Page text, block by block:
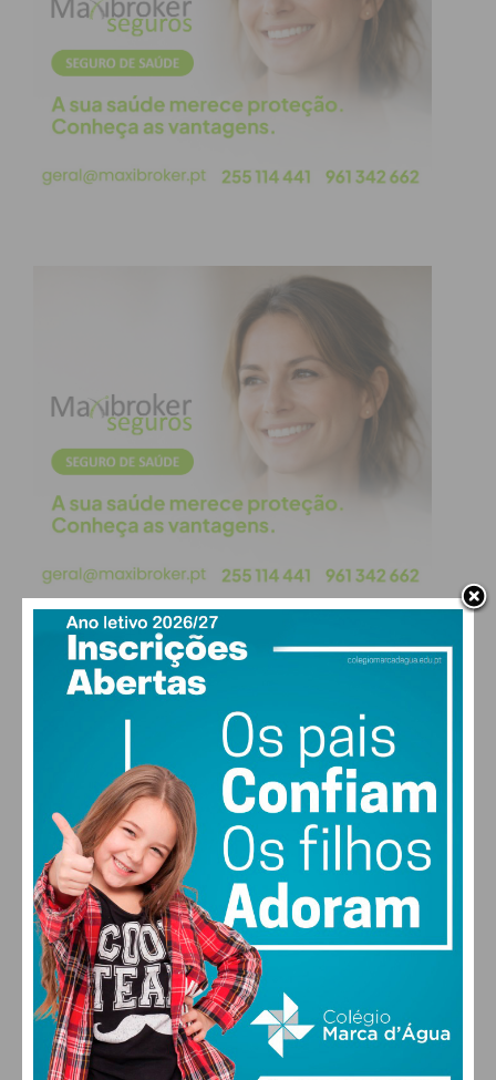
PAÇOS DE FERREIRA
clear sky
77% humidade
vento: 1m/s E
MAX 17 • MIN 17
30°
SEX
28
SÁB
27
DOM
29
SEG
ALTERAR